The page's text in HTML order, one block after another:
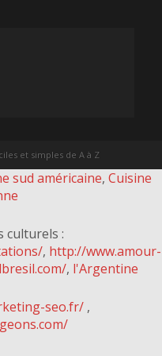
et simples de A à Z
sud américaine, Cuisine
culturels :
, http://www.amour-
, l'Argentine
seo.fr/ ,